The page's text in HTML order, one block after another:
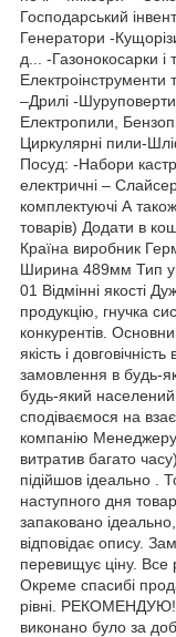
Господарський
Генератори -
д... -Газонокосарки
–Дрилі -Шуруповерти
Електропили,
Циркулярні пили-
Посуд: -Набори
електричні –
комплектуючі А
товарів) Додати в
Країна виробник
Ширина 489мм Тип
01 Відмінні якості
продукцію, гнучка
конкурентів.
якість і
замовлення в будь-
будь-який населений
сподіваємося на
компанію Менеджеру
витратив багато
підійшов ідеально .
наступного дня
запаковано
відповідає опису.
перевищує ціну. Все
Окреме спасибі
рівні.
виконано було за